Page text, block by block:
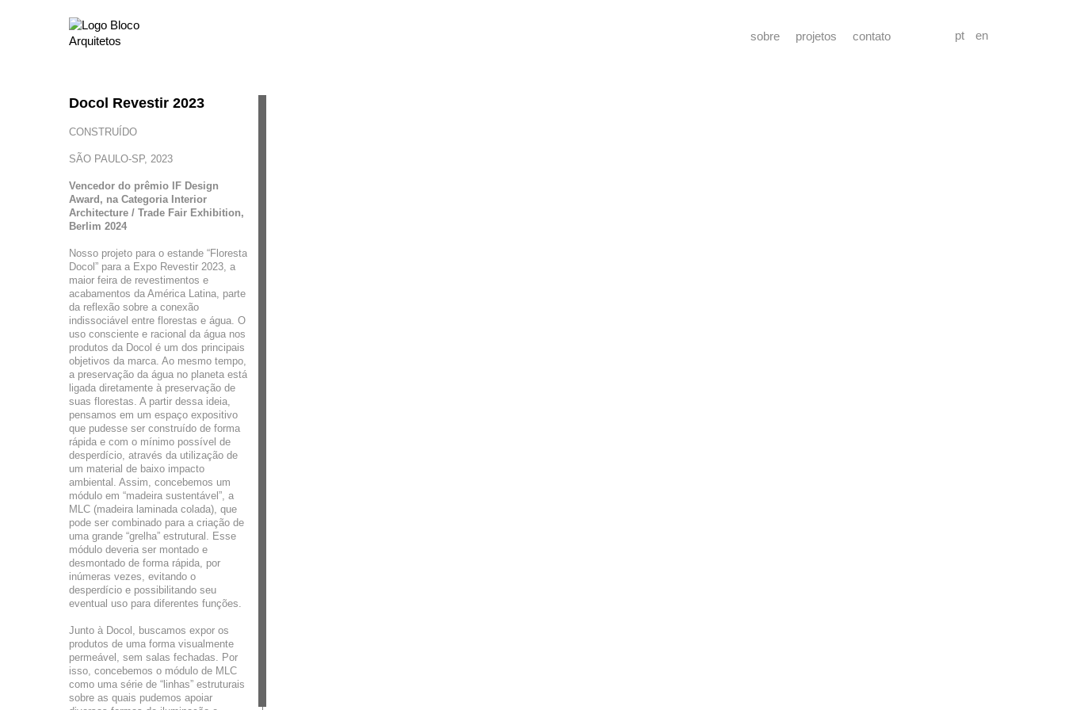
pt en
sobre projetos contato
Docol Revestir 2023
CONSTRUÍDO
SÃO PAULO-SP, 2023
Vencedor do prêmio IF Design
Award, na Categoria Interior
Architecture / Trade Fair Exhibition,
Berlim 2024
Nosso projeto para o estande “Floresta
Docol” para a Expo Revestir 2023, a
maior feira de revestimentos e
acabamentos da América Latina, parte
da reflexão sobre a conexão
indissociável entre florestas e água. O
uso consciente e racional da água nos
produtos da Docol é um dos principais
objetivos da marca. Ao mesmo tempo,
a preservação da água no planeta está
ligada diretamente à preservação de
suas florestas. A partir dessa ideia,
pensamos em um espaço expositivo
que pudesse ser construído de forma
rápida e com o mínimo possível de
desperdício, através da utilização de
um material de baixo impacto
ambiental. Assim, concebemos um
módulo em “madeira sustentável”, a
MLC (madeira laminada colada), que
pode ser combinado para a criação de
uma grande “grelha” estrutural. Esse
módulo deveria ser montado e
desmontado de forma rápida, por
inúmeras vezes, evitando o
desperdício e possibilitando seu
eventual uso para diferentes funções.
Junto à Docol, buscamos expor os
produtos de uma forma visualmente
permeável, sem salas fechadas. Por
isso, concebemos o módulo de MLC
como uma série de “linhas” estruturais
sobre as quais pudemos apoiar